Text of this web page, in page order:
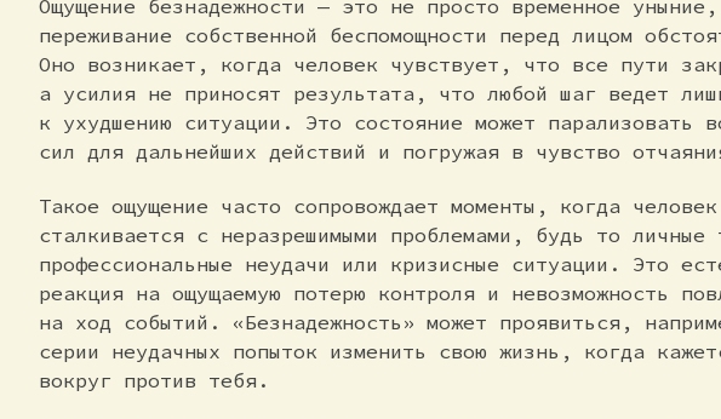
Ощущение безнадежности — это не просто временное
переживание собственной беспомощности перед лицом
Оно возникает, когда человек чувствует, что все пути
а усилия не приносят результата, что любой шаг ведет
к ухудшению ситуации. Это состояние может парализовать
сил для дальнейших действий и погружая в чувство
Такое ощущение часто сопровождает моменты, когда человек
сталкивается с неразрешимыми проблемами, будь то личные
профессиональные неудачи или кризисные ситуации. Это
реакция на ощущаемую потерю контроля и невозможность
на ход событий. «Безнадежность» может проявиться,
серии неудачных попыток изменить свою жизнь, когда
вокруг против тебя.